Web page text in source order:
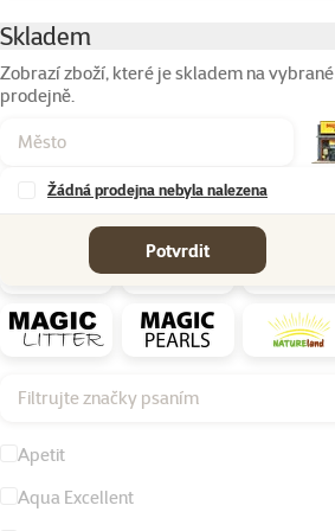
Parametrický filtr
Skladem
Zobrazí zboží, které je skladem na vybrané
prodejně.
Žádná prodejna nebyla nalezena
Potvrdit
Filtrujte značky psaním
Apetit
Aqua Excellent